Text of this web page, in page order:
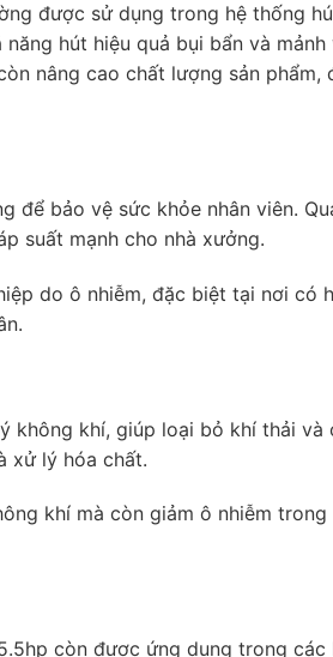
được sử dụng trong hệ thống
hút hiệu quả bụi bẩn và
nâng cao chất lượng sản
để bảo vệ sức khỏe nhân viên.
suất mạnh cho nhà xưởng.
do ô nhiễm, đặc biệt tại nơi có
không khí, giúp loại bỏ khí thải và
xử lý hóa chất.
khí mà còn giảm ô nhiễm
còn được ứng dụng trong